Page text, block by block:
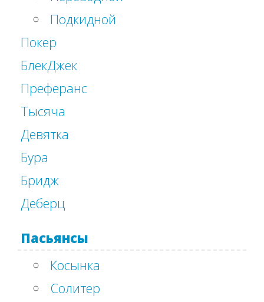
Подкидной
Покер
БлекДжек
Преферанс
Тысяча
Девятка
Бура
Бридж
Деберц
Пасьянсы
Косынка
Солитер